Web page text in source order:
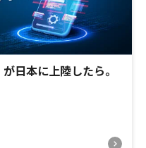
日本に上陸したら。